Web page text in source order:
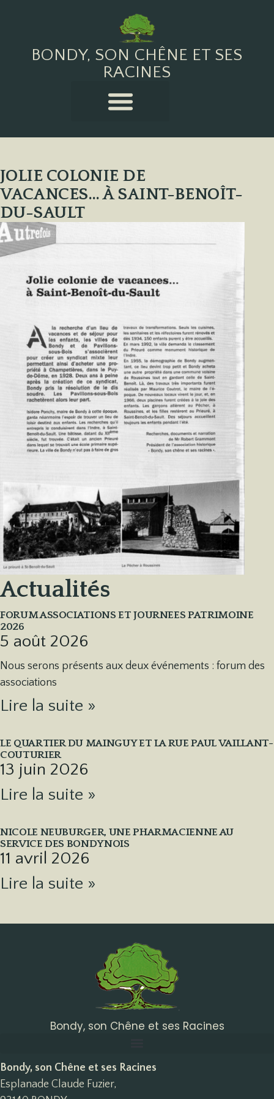
BONDY, SON CHÊNE ET SES
RACINES
JOLIE COLONIE DE
VACANCES… À SAINT-BENOÎT-
DU-SAULT
Actualités
FORUM ASSOCIATIONS ET JOURNEES PATRIMOINE
2026
5 août 2026
Nous serons présents aux deux événements : forum des
associations
Lire la suite »
LE QUARTIER DU MAINGUY ET LA RUE PAUL VAILLANT-
COUTURIER
13 juin 2026
Lire la suite »
NICOLE NEUBURGER, UNE PHARMACIENNE AU
SERVICE DES BONDYNOIS
11 avril 2026
Lire la suite »
Bondy, son Chêne et ses Racines
Bondy, son Chêne et ses Racines
Esplanade Claude Fuzier,